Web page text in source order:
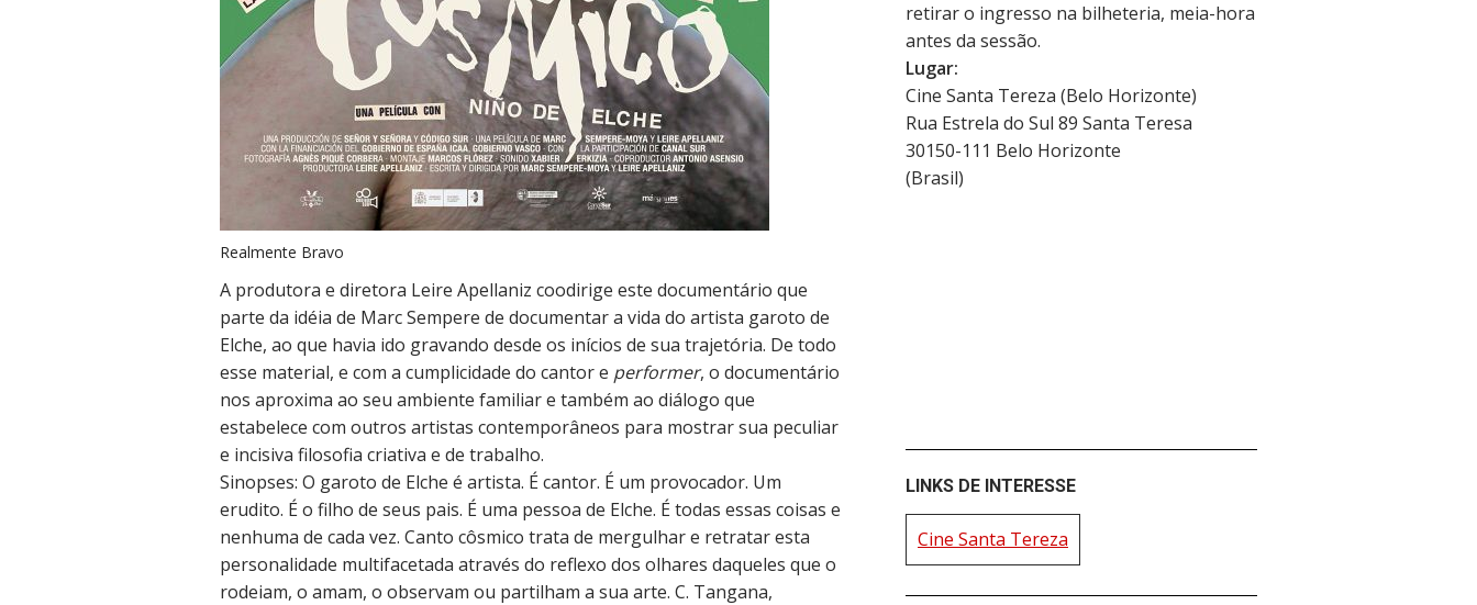
Realmente Bravo
A produtora e diretora Leire Apellaniz coodirige este documentário que
parte da idéia de Marc Sempere de documentar a vida do artista garoto de
Elche, ao que havia ido gravando desde os inícios de sua trajetória. De todo
esse material, e com a cumplicidade do cantor e performer, o documentário
nos aproxima ao seu ambiente familiar e também ao diálogo que
estabelece com outros artistas contemporâneos para mostrar sua peculiar
e incisiva filosofia criativa e de trabalho.
Sinopses: O garoto de Elche é artista. É cantor. É um provocador. Um
erudito. É o filho de seus pais. É uma pessoa de Elche. É todas essas coisas e
nenhuma de cada vez. Canto côsmico trata de mergulhar e retratar esta
personalidade multifacetada através do reflexo dos olhares daqueles que o
rodeiam, o amam, o observam ou partilham a sua arte. C. Tangana,
retirar o ingresso na bilheteria, meia-hora
antes da sessão.
Lugar:
Cine Santa Tereza (Belo Horizonte)
Rua Estrela do Sul 89 Santa Teresa
30150-111 Belo Horizonte
(Brasil)
LINKS DE INTERESSE
Cine Santa Tereza